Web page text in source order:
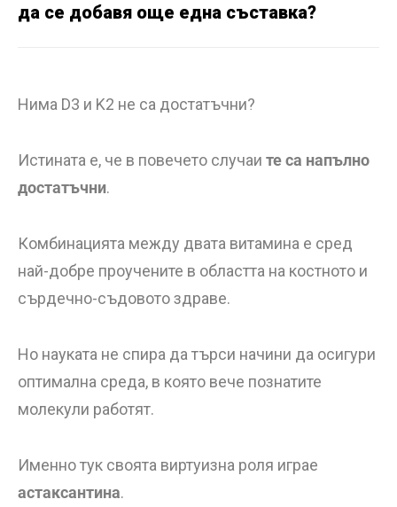
да се добавя още една съставка?
Нима D3 и K2 не са достатъчни?
Истината е, че в повечето случаи те са напълно
достатъчни.
Комбинацията между двата витамина е сред
най-добре проучените в областта на костното и
сърдечно-съдовото здраве.
Но науката не спира да търси начини да осигури
оптимална среда, в която вече познатите
молекули работят.
Именно тук своята виртуизна роля играе
астаксантина.